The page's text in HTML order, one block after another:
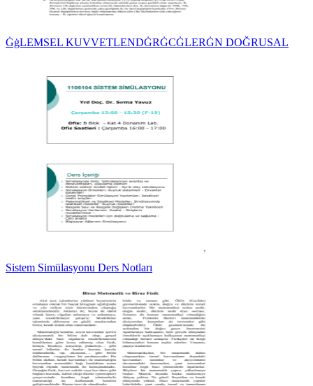
ĠġLEMSEL KUVVETLENDĠRĠCĠLERĠN DOĞRUSAL
Sistem Simülasyonu Ders Notları